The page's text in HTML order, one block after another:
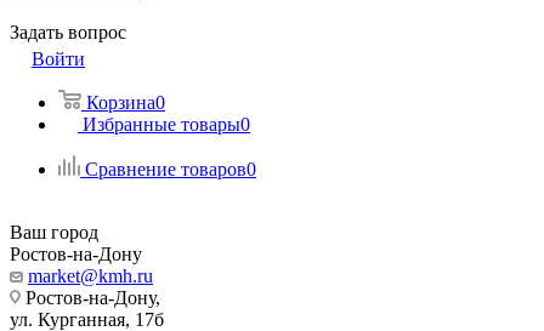
Задать вопрос
Войти
Корзина0
Избранные товары0
Сравнение товаров0
Ваш город
Ростов-на-Дону
market@kmh.ru
Ростов-на-Дону,
ул. Курганная, 17б